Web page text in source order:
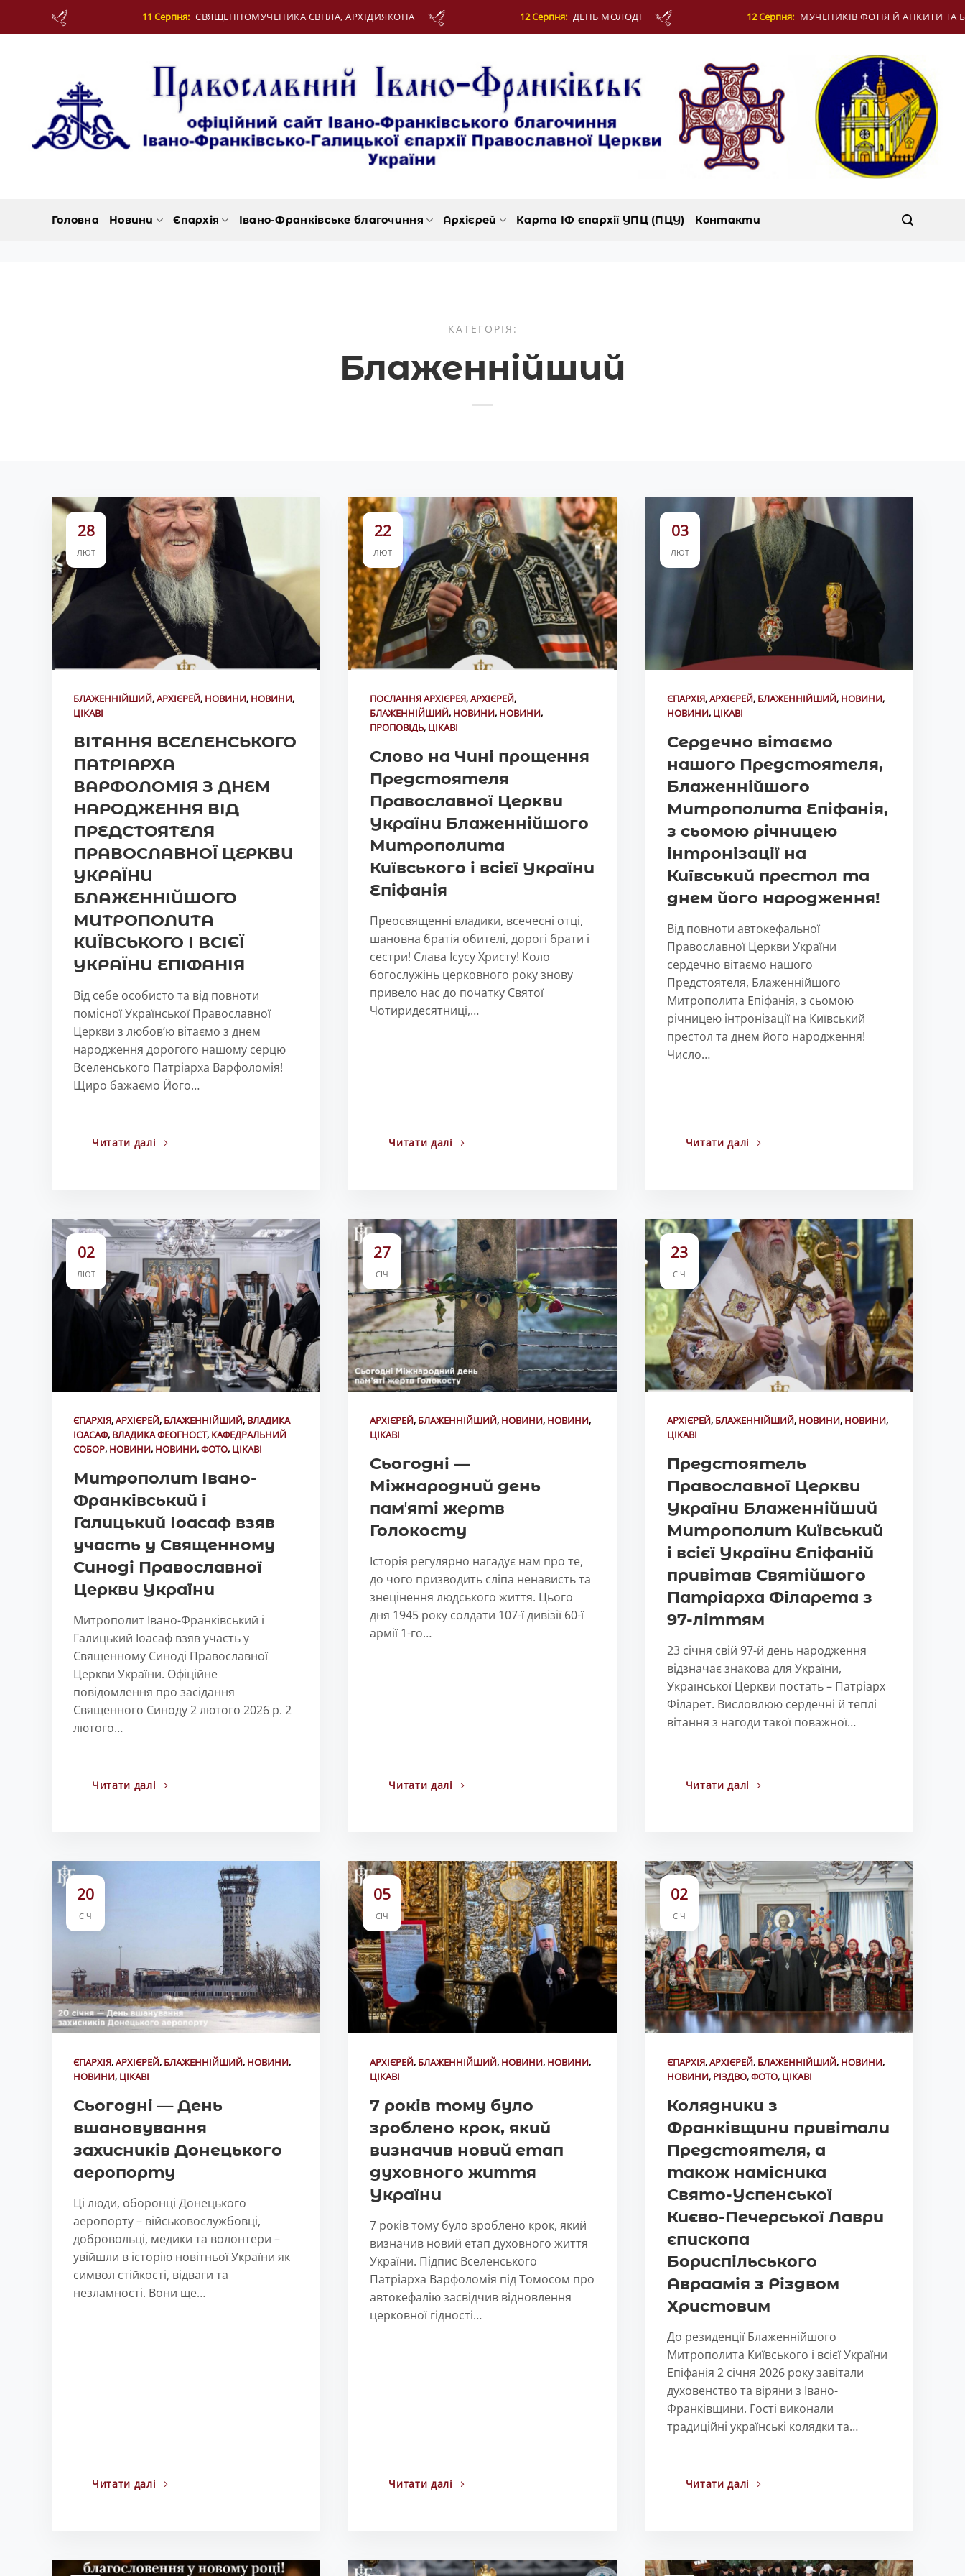
11 Серпня: СВЯЩЕННОМУЧЕНИКА ЄВПЛА, АРХІДИЯКОНА 12 Серпня: ДЕНЬ МОЛОДІ 12 Серпня: МУЧЕНИКІВ ФОТІЯ Й АНКИТИ ТА БАГАТЬОХ ІЗ НИМИ
Головна Новини Єпархія Івано-Франківське благочиння Архієрей Карта ІФ єпархії УПЦ (ПЦУ) Контакти
КАТЕГОРІЯ:
Блаженнійший
28
ЛЮТ
БЛАЖЕННІЙШИЙ,АРХІЄРЕЙ, НОВИНИ, НОВИНИ,
ЦІКАВІ
ВІТАННЯ ВСЕЛЕНСЬКОГО
ПАТРІАРХА
ВАРФОЛОМІЯ З ДНЕМ
НАРОДЖЕННЯ ВІД
ПРЕДСТОЯТЕЛЯ
ПРАВОСЛАВНОЇ ЦЕРКВИ
УКРАЇНИ
БЛАЖЕННІЙШОГО
МИТРОПОЛИТА
КИЇВСЬКОГО І ВСІЄЇ
УКРАЇНИ ЕПІФАНІЯ
Від себе особисто та від повноти
помісної Української Православної
Церкви з любов’ю вітаємо з днем
народження дорогого нашому серцю
Вселенського Патріарха Варфоломія!
Щиро бажаємо Його…
Читати далі
22
ЛЮТ
ПОСЛАННЯ АРХІЄРЕЯ,АРХІЄРЕЙ,
БЛАЖЕННІЙШИЙ, НОВИНИ, НОВИНИ,
ПРОПОВІДЬ, ЦІКАВІ
Слово на Чині прощення
Предстоятеля
Православної Церкви
України Блаженнійшого
Митрополита
Київського і всієї України
Епіфанія
Преосвященні владики, всечесні отці,
шановна братія обителі, дорогі брати і
сестри! Слава Ісусу Христу! Коло
богослужінь церковного року знову
привело нас до початку Святої
Чотиридесятниці,…
Читати далі
03
ЛЮТ
ЄПАРХІЯ,АРХІЄРЕЙ, БЛАЖЕННІЙШИЙ, НОВИНИ,
НОВИНИ, ЦІКАВІ
Сердечно вітаємо
нашого Предстоятеля,
Блаженнійшого
Митрополита Епіфанія,
з сьомою річницею
інтронізації на
Київський престол та
днем його народження!
Від повноти автокефальної
Православної Церкви України
сердечно вітаємо нашого
Предстоятеля, Блаженнійшого
Митрополита Епіфанія, з сьомою
річницею інтронізації на Київський
престол та днем його народження!
Число…
Читати далі
02
ЛЮТ
ЄПАРХІЯ,АРХІЄРЕЙ, БЛАЖЕННІЙШИЙ, ВЛАДИКА
ІОАСАФ, ВЛАДИКА ФЕОГНОСТ, КАФЕДРАЛЬНИЙ
СОБОР, НОВИНИ, НОВИНИ,ФОТО, ЦІКАВІ
Митрополит Івано-
Франківський і
Галицький Іоасаф взяв
участь у Священному
Синоді Православної
Церкви України
Митрополит Івано-Франківський і
Галицький Іоасаф взяв участь у
Священному Синоді Православної
Церкви України. Офіційне
повідомлення про засідання
Священного Синоду 2 лютого 2026 р. 2
лютого…
Читати далі
27
СІЧ
АРХІЄРЕЙ, БЛАЖЕННІЙШИЙ, НОВИНИ, НОВИНИ,
ЦІКАВІ
Сьогодні —
Міжнародний день
памʼяті жертв
Голокосту
Історія регулярно нагадує нам про те,
до чого призводить сліпа ненависть та
знецінення людського життя. Цього
дня 1945 року солдати 107-ї дивізії 60-ї
армії 1-го…
Читати далі
23
СІЧ
АРХІЄРЕЙ, БЛАЖЕННІЙШИЙ, НОВИНИ, НОВИНИ,
ЦІКАВІ
Предстоятель
Православної Церкви
України Блаженнійший
Митрополит Київський
і всієї України Епіфаній
привітав Святійшого
Патріарха Філарета з
97-літтям
23 січня свій 97-й день народження
відзначає знакова для України,
Української Церкви постать – Патріарх
Філарет. Висловлюю сердечні й теплі
вітання з нагоди такої поважної…
Читати далі
20
СІЧ
ЄПАРХІЯ,АРХІЄРЕЙ, БЛАЖЕННІЙШИЙ, НОВИНИ,
НОВИНИ, ЦІКАВІ
Сьогодні — День
вшановування
захисників Донецького
аеропорту
Ці люди, оборонці Донецького
аеропорту – військовослужбовці,
добровольці, медики та волонтери –
увійшли в історію новітньої України як
символ стійкості, відваги та
незламності. Вони ще…
Читати далі
05
СІЧ
АРХІЄРЕЙ, БЛАЖЕННІЙШИЙ, НОВИНИ, НОВИНИ,
ЦІКАВІ
7 років тому було
зроблено крок, який
визначив новий етап
духовного життя
України
7 років тому було зроблено крок, який
визначив новий етап духовного життя
України. Підпис Вселенського
Патріарха Варфоломія під Томосом про
автокефалію засвідчив відновлення
церковної гідності…
Читати далі
02
СІЧ
ЄПАРХІЯ,АРХІЄРЕЙ, БЛАЖЕННІЙШИЙ, НОВИНИ,
НОВИНИ, РІЗДВО,ФОТО, ЦІКАВІ
Колядники з
Франківщини привітали
Предстоятеля, а
також намісника
Свято-Успенської
Києво-Печерської Лаври
єпископа
Бориспільського
Авраамія з Різдвом
Христовим
До резиденції Блаженнійшого
Митрополита Київського і всієї України
Епіфанія 2 січня 2026 року завітали
духовенство та віряни з Івано-
Франківщини. Гості виконали
традиційні українські колядки та…
Читати далі